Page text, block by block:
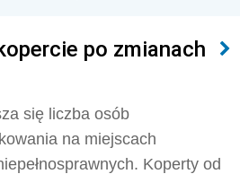
po zmianach
się liczba osób
na miejscach
Koperty od